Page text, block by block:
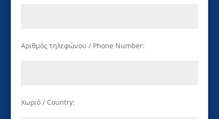
Αριθμός τηλεφώνου / Phone Number:
Χωριό / Country: